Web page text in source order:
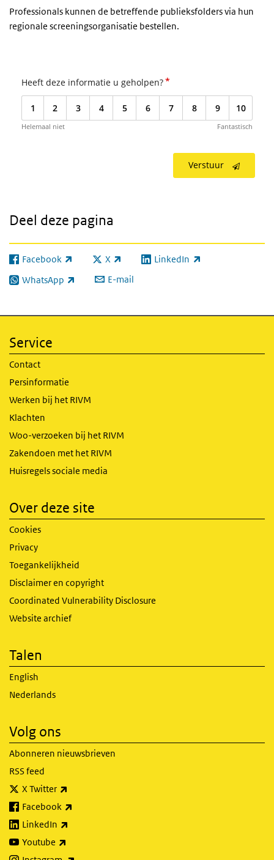
Professionals kunnen de betreffende publieksfolders via hun
regionale screeningsorganisatie bestellen.
Heeft deze informatie u geholpen?*
1 2 3 4 5 6 7 8 9 10
Helemaal niet Fantastisch
Verstuur
Deel deze pagina
Facebook
(externe link) X
(externe link) LinkedIn
(externe link)
WhatsApp
(externe link) E-mail
Service
Contact
Persinformatie
Werken bij het RIVM
Klachten
Woo-verzoeken bij het RIVM
Zakendoen met het RIVM
Huisregels sociale media
Over deze site
Cookies
Privacy
Toegankelijkheid
Disclaimer en copyright
Coordinated Vulnerability Disclosure
Website archief
Talen
English
Nederlands
Volg ons
Abonneren nieuwsbrieven
RSS feed
X Twitter
Facebook
LinkedIn
Youtube